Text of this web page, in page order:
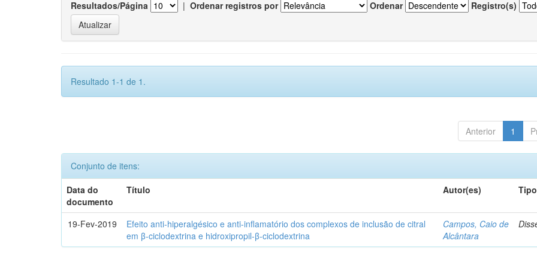
Resultados/Página | Ordenar registros por Ordenar Registro(s)
Resultado 1-1 de 1.
Anterior 1
Conjunto de itens:
Data do
documento
Título Autor(es) Tipo
19-Fev-2019
Efeito anti-hiperalgésico e anti-inflamatório dos complexos de inclusão de citral
em β-ciclodextrina e hidroxipropil-β-ciclodextrina
Campos, Caio de
Alcântara